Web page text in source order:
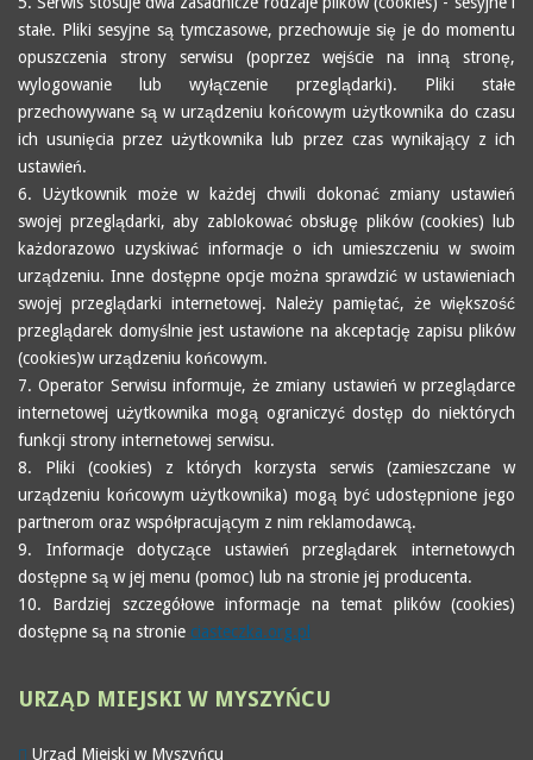
stałe. Pliki sesyjne są tymczasowe, przechowuje się je do momentu
opuszczenia strony serwisu (poprzez wejście na inną stronę,
wylogowanie lub wyłączenie przeglądarki). Pliki stałe
przechowywane są w urządzeniu końcowym użytkownika do czasu
ich usunięcia przez użytkownika lub przez czas wynikający z ich
ustawień.
6. Użytkownik może w każdej chwili dokonać zmiany ustawień
swojej przeglądarki, aby zablokować obsługę plików (cookies) lub
każdorazowo uzyskiwać informacje o ich umieszczeniu w swoim
urządzeniu. Inne dostępne opcje można sprawdzić w ustawieniach
swojej przeglądarki internetowej. Należy pamiętać, że większość
przeglądarek domyślnie jest ustawione na akceptację zapisu plików
(cookies)w urządzeniu końcowym.
7. Operator Serwisu informuje, że zmiany ustawień w przeglądarce
internetowej użytkownika mogą ograniczyć dostęp do niektórych
funkcji strony internetowej serwisu.
8. Pliki (cookies) z których korzysta serwis (zamieszczane w
urządzeniu końcowym użytkownika) mogą być udostępnione jego
partnerom oraz współpracującym z nim reklamodawcą.
9. Informacje dotyczące ustawień przeglądarek internetowych
dostępne są w jej menu (pomoc) lub na stronie jej producenta.
10. Bardziej szczegółowe informacje na temat plików (cookies)
dostępne są na stronie ciasteczka.org.pl
URZĄD MIEJSKI W MYSZYŃCU
Urząd Miejski w Myszyńcu